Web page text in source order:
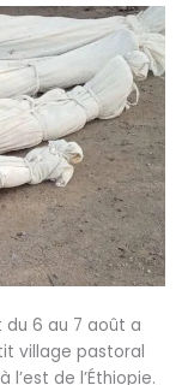
du 6 au 7 août a
village pastoral
de l’Éthiopie.